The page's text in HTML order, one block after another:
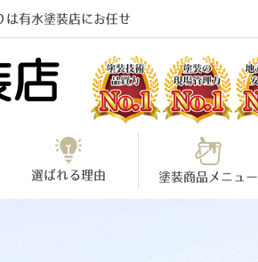
は有水塗装店にお任せ
選ばれる理由 塗装商品メニュー